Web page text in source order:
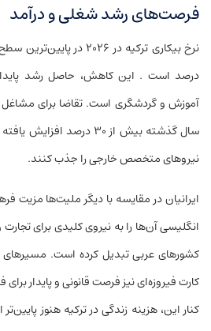
فرصت‌های رشد شغلی و درآمد
درصد است . این کاهش، حاصل رشد
آموزش و گردشگری است. تقاضا برای
سال گذشته بیش از ۳۰ درصد
نیروهای متخصص خارجی را جذب کنند.
ایرانیان در مقایسه با دیگر ملیت‌ها مزیت
انگلیسی آن‌ها را به نیروی کلیدی برای تجارت و
کشورهای عربی تبدیل کرده است.
کارت فیروزه‌ای نیز فرصت قانونی و پایدار
کنار این، هزینه زندگی در ترکیه هنوز